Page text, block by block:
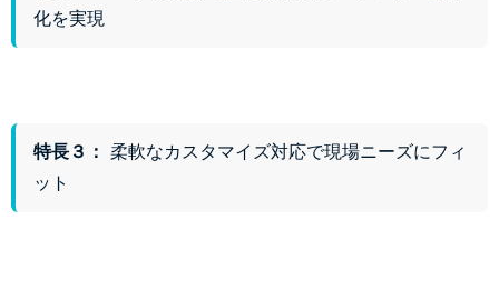
化を実現
特長３： 柔軟なカスタマイズ対応で現場ニーズにフィ
ット